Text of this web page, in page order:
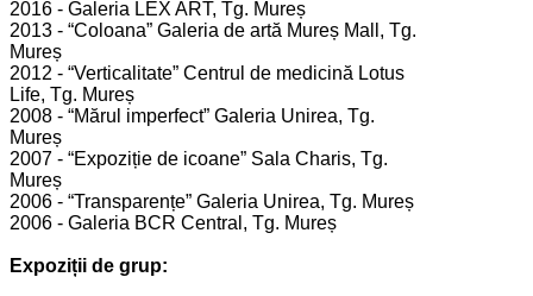
2016 - Galeria LEX ART, Tg. Mureș
2013 - “Coloana” Galeria de artă Mureș Mall, Tg.
Mureș
2012 - “Verticalitate” Centrul de medicină Lotus
Life, Tg. Mureș
2008 - “Mărul imperfect” Galeria Unirea, Tg.
Mureș
2007 - “Expoziție de icoane” Sala Charis, Tg.
Mureș
2006 - “Transparențe” Galeria Unirea, Tg. Mureș
2006 - Galeria BCR Central, Tg. Mureș
Expoziții de grup: